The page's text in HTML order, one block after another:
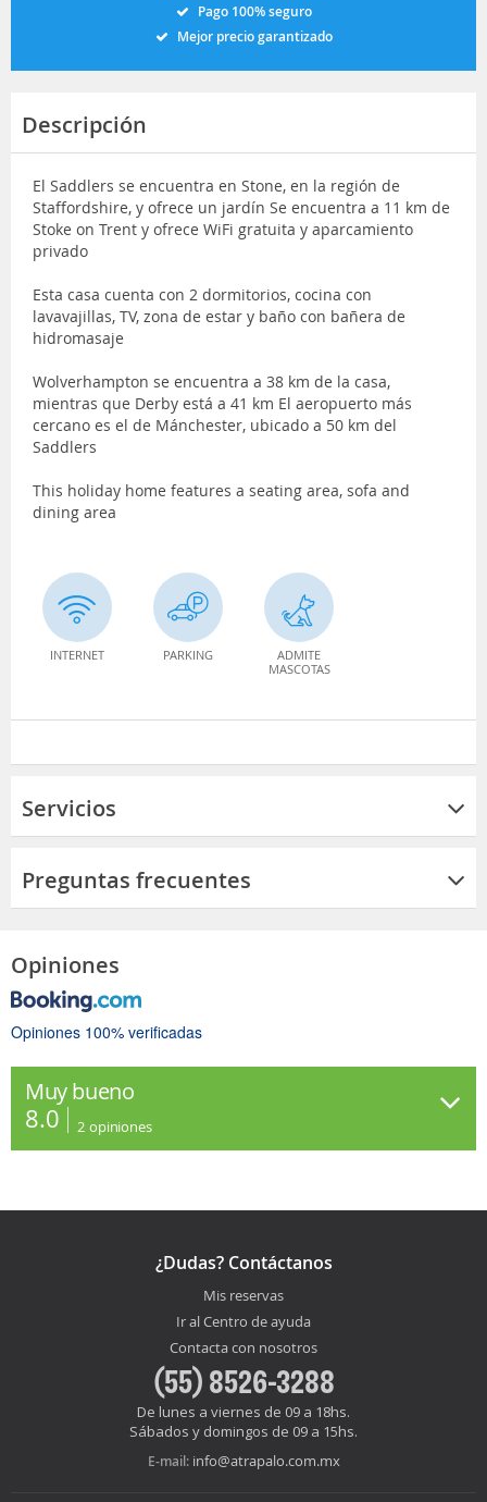
Pago 100% seguro
Mejor precio garantizado
Descripción
El Saddlers se encuentra en Stone, en la región de
Staffordshire, y ofrece un jardín Se encuentra a 11 km de
Stoke on Trent y ofrece WiFi gratuita y aparcamiento
privado
Esta casa cuenta con 2 dormitorios, cocina con
lavavajillas, TV, zona de estar y baño con bañera de
hidromasaje
Wolverhampton se encuentra a 38 km de la casa,
mientras que Derby está a 41 km El aeropuerto más
cercano es el de Mánchester, ubicado a 50 km del
Saddlers
This holiday home features a seating area, sofa and
dining area
INTERNET PARKING
ADMITE
MASCOTAS
Servicios
Preguntas frecuentes
Opiniones
Opiniones 100% verificadas
Muy bueno
8.0 2 opiniones
¿Dudas? Contáctanos
Mis reservas
Ir al Centro de ayuda
Contacta con nosotros
(55) 8526-3288
De lunes a viernes de 09 a 18hs.
Sábados y domingos de 09 a 15hs.
E-mail: info@atrapalo.com.mx